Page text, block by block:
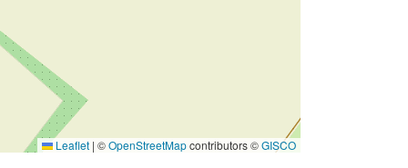
Leaflet | ©OpenStreetMapcontributors ©GISCO